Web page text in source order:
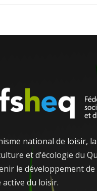
national de loisir,
et d’écologie du
le développement
du loisir.